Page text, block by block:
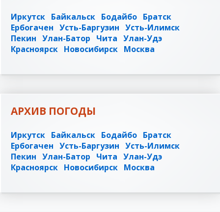
Иркутск Байкальск Бодайбо Братск
Ербогачен Усть-Баргузин Усть-Илимск
Пекин Улан-Батор Чита Улан-Удэ
Красноярск Новосибирск Москва
АРХИВ ПОГОДЫ
Иркутск Байкальск Бодайбо Братск
Ербогачен Усть-Баргузин Усть-Илимск
Пекин Улан-Батор Чита Улан-Удэ
Красноярск Новосибирск Москва